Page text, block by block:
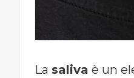
La saliva è un